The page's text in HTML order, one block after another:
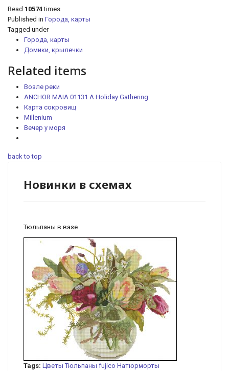
Read 10574times
Published in Города, карты
Tagged under
Города, карты
Домики, крылечки
Related items
Возле реки
ANCHOR MAIA 01131 A Holiday Gathering
Карта сокровищ
Millenium
Вечер у моря
back to top
Новинки в схемах
Тюльпаны в вазе
Tags: Цветы Тюльпаны fujico Натюрморты